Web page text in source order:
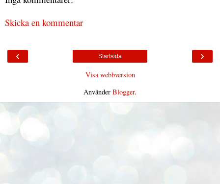
Skicka en kommentar
‹ ›
Startsida
Visa webbversion
Använder Blogger.